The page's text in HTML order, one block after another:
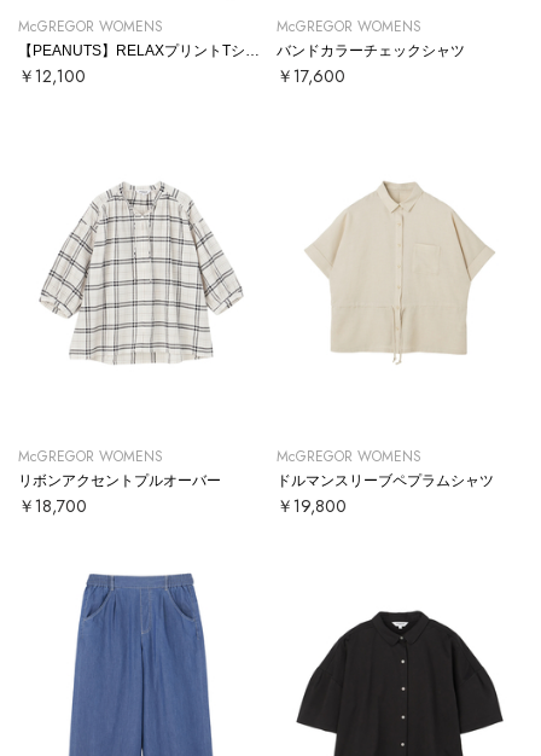
McGREGOR WOMENS
￥12,100
McGREGOR WOMENS
バンドカラーチェックシャツ
￥17,600
McGREGOR WOMENS
リボンアクセントプルオーバー
￥18,700
McGREGOR WOMENS
ドルマンスリーブペプラムシャツ
￥19,800